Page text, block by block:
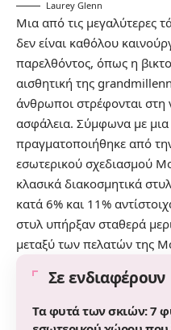
Laurey Glenn
Μια από τις μεγαλύτερες
δεν είναι καθόλου
παρελθόντος, όπως η
αισθητική της
άνθρωποι στρέφονται στη
ασφάλεια. Σύμφωνα με
πραγματοποιήθηκε από
εσωτερικού σχεδιασμού
κλασικά διακοσμητικά
κατά 6% και 11%
στυλ υπήρξαν σταθερά
μεταξύ των πελατών της
Σε ενδιαφέρουν
Τα φυτά των σκιών: 7